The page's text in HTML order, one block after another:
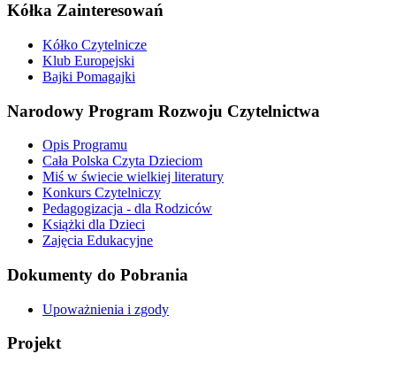
Kółka Zainteresowań
Kółko Czytelnicze
Klub Europejski
Bajki Pomagajki
Narodowy Program Rozwoju Czytelnictwa
Opis Programu
Cała Polska Czyta Dzieciom
Miś w świecie wielkiej literatury
Konkurs Czytelniczy
Pedagogizacja - dla Rodziców
Książki dla Dzieci
Zajęcia Edukacyjne
Dokumenty do Pobrania
Upoważnienia i zgody
Projekt